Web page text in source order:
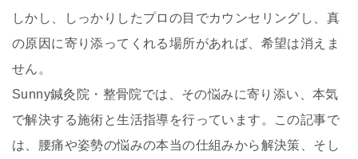
しかし、しっかりしたプロの目でカウンセリングし、真
の原因に寄り添ってくれる場所があれば、希望は消えま
せん。
Sunny鍼灸院・整骨院では、その悩みに寄り添い、本気
で解決する施術と生活指導を行っています。この記事で
は、腰痛や姿勢の悩みの本当の仕組みから解決策、そし